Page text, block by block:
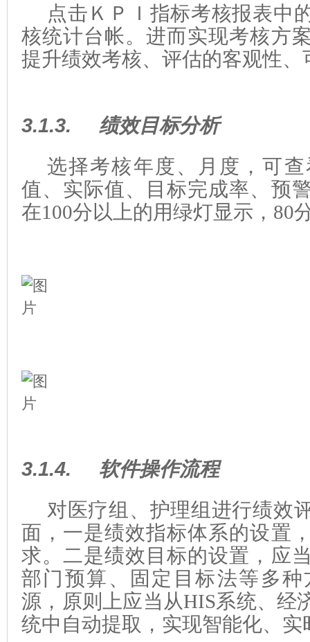
点击ＫＰＩ指标考核报表中
核统计台帐。进而实现考核方
提升绩效考核、评估的客观性、
3.1.3.
绩效目标分析
选择考核年度、月度，可
值、实际值、目标完成率、预
在100分以上的用绿灯显示，80
3.1.4.
软件操作流程
对医疗组、护理组进行绩效
面，一是绩效指标体系的设置
求。二是绩效目标的设置，应
部门预算、固定目标法等多
源，原则上应当从HIS系统、经
统中自动提取，实现智能化、实